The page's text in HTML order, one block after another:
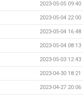
2023-05-05 09:40
2023-05-04 22:00
2023-05-04 16:48
2023-05-04 08:13
2023-05-03 12:43
2023-04-30 18:21
2023-04-27 20:06